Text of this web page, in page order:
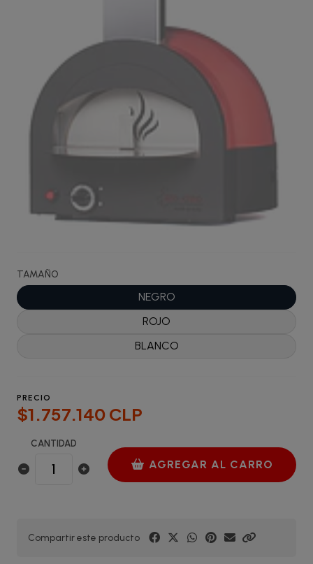
TAMAÑO
NEGRO
ROJO
BLANCO
PRECIO
$1.757.140 CLP
CANTIDAD
AGREGAR AL CARRO
Compartir este producto